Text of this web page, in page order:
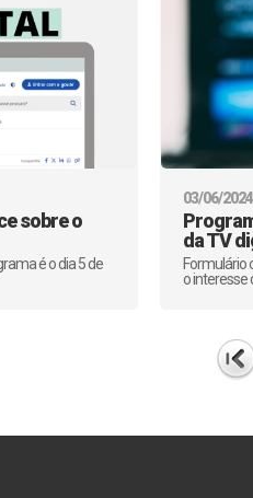
sobre o
é o dia 5 de
03/06/
da TV
Formulário
o interesse